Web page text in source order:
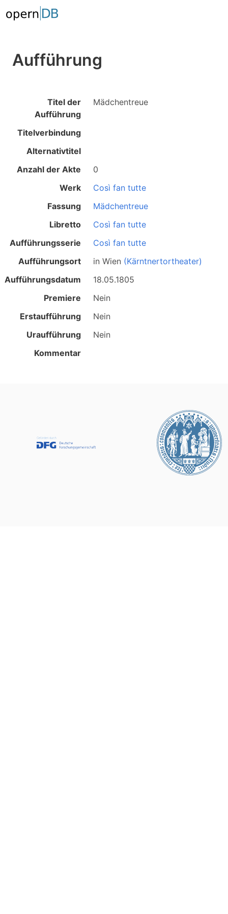
Aufführung
Titel der
Aufführung
Mädchentreue
Titelverbindung
Alternativtitel
Anzahl der Akte
0
Werk
Così fan tutte
Fassung
Mädchentreue
Libretto
Così fan tutte
Aufführungsserie
Così fan tutte
Aufführungsort
inWien (Kärntnertortheater)
Aufführungsdatum
18.05.1805
Premiere
Nein
Erstaufführung
Nein
Uraufführung
Nein
Kommentar